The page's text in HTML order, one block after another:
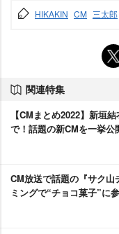
HIKAKIN CM 三太郎
関連特集
【CMまとめ2022】新垣
で！話題の新CMを一挙公
CM放送で話題の『サク
ミングで“チョコ菓子”に